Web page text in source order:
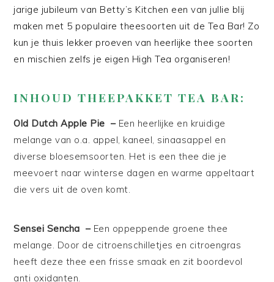
jarige jubileum van Betty’s Kitchen een van jullie blij
maken met 5 populaire theesoorten uit de Tea Bar! Zo
kun je thuis lekker proeven van heerlijke thee soorten
en mischien zelfs je eigen High Tea organiseren!
INHOUD THEEPAKKET TEA BAR:
Old Dutch Apple Pie – Een heerlijke en kruidige
melange van o.a. appel, kaneel, sinaasappel en
diverse bloesemsoorten. Het is een thee die je
meevoert naar winterse dagen en warme appeltaart
die vers uit de oven komt.
Sensei Sencha – Een oppeppende groene thee
melange. Door de citroenschilletjes en citroengras
heeft deze thee een frisse smaak en zit boordevol
anti oxidanten.